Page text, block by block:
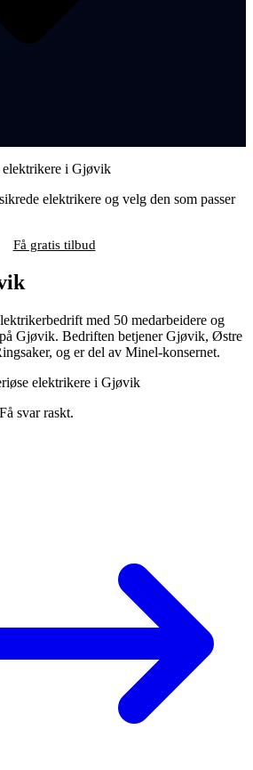
elektrikere i Gjøvik
elektrikere og velg den som passer
Få gratis tilbud
med 50 medarbeidere og
Gjøvik. Bedriften betjener Gjøvik, Østre
og er del av Minel-konsernet.
elektrikere i Gjøvik
svar raskt.